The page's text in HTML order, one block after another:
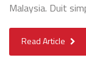
Malaysia. Duit
Read Article